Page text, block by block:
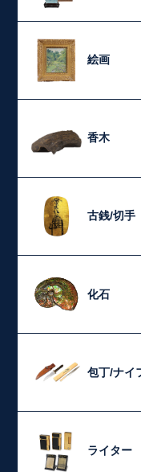
絵画
香木
古銭/切手
化石
包丁/ナイ
ライター